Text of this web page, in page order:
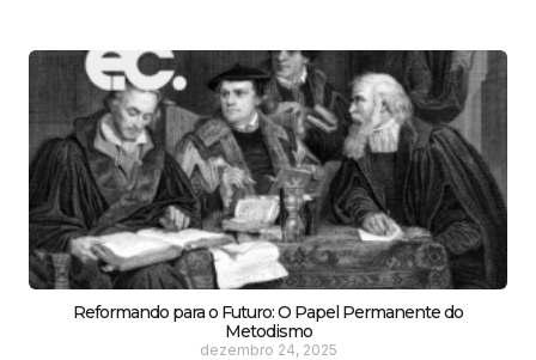
Reformando para o Futuro: O Papel Permanente do
Metodismo
dezembro 24, 2025